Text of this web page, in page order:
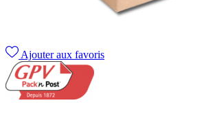
Ajouter aux favoris